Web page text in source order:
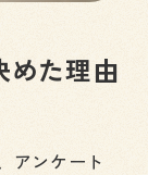
めた理由
アンケート